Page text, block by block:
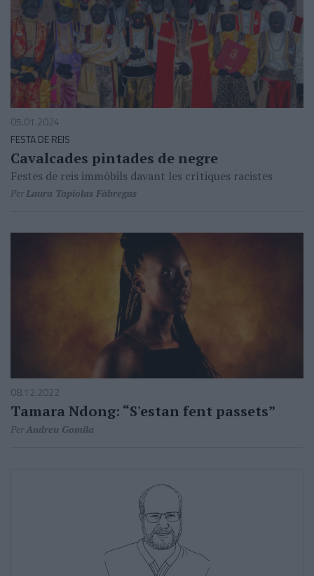
05.01.2024
FESTA DE REIS
Cavalcades pintades de negre
Festes de reis immòbils davant les crítiques racistes
PerLaura Tapiolas Fàbregas
08.12.2022
Tamara Ndong: “S'estan fent passets”
PerAndreu Gomila